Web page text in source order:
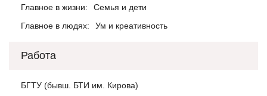
Главное в жизни:
Семья и дети
Главное в людях:
Ум и креативность
Работа
БГТУ (бывш. БТИ им. Кирова)